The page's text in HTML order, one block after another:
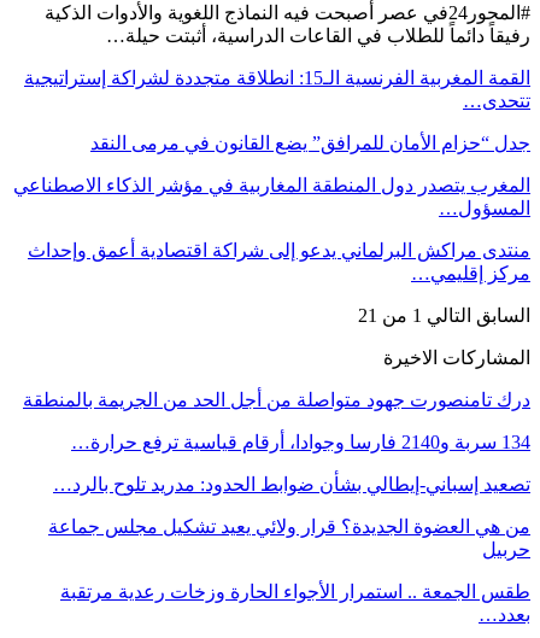
#المحور24 ​في عصر أصبحت فيه النماذج اللغوية والأدوات الذكية
رفيقاً دائماً للطلاب في القاعات الدراسية، أثبتت حيلة…
القمة المغربية الفرنسية الـ15: انطلاقة متجددة لشراكة إستراتيجية
تتحدى…
جدل “حزام الأمان للمرافق” يضع القانون في مرمى النقد
المغرب يتصدر دول المنطقة المغاربية في مؤشر الذكاء الاصطناعي
المسؤول…
منتدى مراكش البرلماني يدعو إلى شراكة اقتصادية أعمق وإحداث
مركز إقليمي…
السابق التالي 1 من 21
المشاركات الاخيرة
درك تامنصورت جهود متواصلة من أجل الحد من الجريمة بالمنطقة
134 سربة و2140 فارسا وجوادا، أرقام قياسية ترفع حرارة…
تصعيد إسباني-إيطالي بشأن ضوابط الحدود: مدريد تلوح بالرد…
من هي العضوة الجديدة؟ قرار ولائي يعيد تشكيل مجلس جماعة
حربيل
طقس الجمعة .. استمرار الأجواء الحارة وزخات رعدية مرتقبة
بعدد…